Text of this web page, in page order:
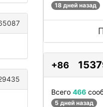
18 дней назад
+86
Всего 466
5 дней назад